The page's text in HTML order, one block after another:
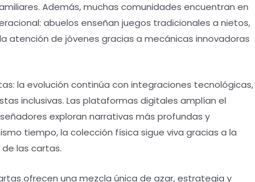
Además, muchas comunidades encuentran en
abuelos enseñan juegos tradicionales a nietos,
atención de jóvenes gracias a mecánicas innovadoras
la evolución continúa con integraciones tecnológicas,
inclusivas. Las plataformas digitales amplían el
exploran narrativas más profundas y
tiempo, la colección física sigue viva gracias a la
las cartas.
ofrecen una mezcla única de azar, estrategia y